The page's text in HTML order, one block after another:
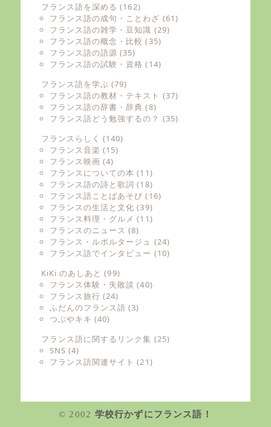
フランス語を深める (162)
フランス語の成句・ことわざ (61)
フランス語の雑学・豆知識 (29)
フランス語の概念・比較 (35)
フランス語の語源 (35)
フランス語の試験・資格 (14)
フランス語を学ぶ (79)
フランス語の教材・テキスト (37)
フランス語の辞書・辞典 (8)
フランス語どう勉強するの？ (35)
フランスらしく (140)
フランス音楽 (15)
フランス映画 (4)
フランスについての本 (11)
フランス語の詩と歌詞 (18)
フランス語ことばあそび (16)
フランスの生活と文化 (39)
フランス料理・グルメ (11)
フランスのニュース (8)
フランス・ルポルタージュ (24)
フランス語でインタビュー (10)
KiKi のあしあと (99)
フランス体験・失敗談 (40)
フランス旅行 (24)
ふだんのフランス語 (3)
つぶやキキ (40)
フランス語に関するリンク集 (25)
SNS (4)
フランス語関連サイト (21)
© 2002 学校行かずにフランス語！